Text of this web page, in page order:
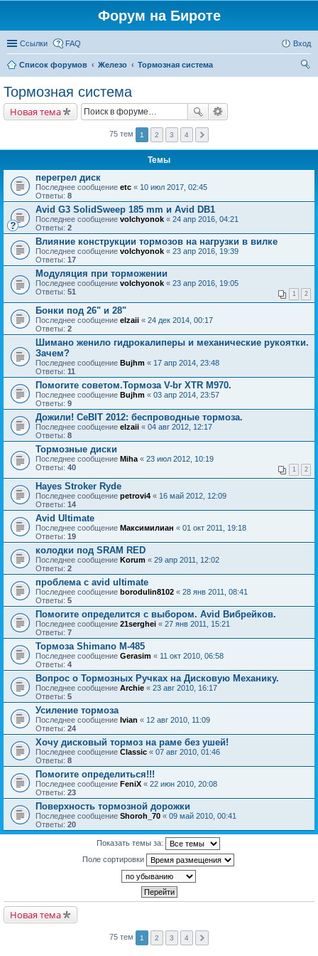
Форум на Бироте
Ссылки FAQ Вход
Список форумов Железо
Тормозная система
Тормозная система
Новая тема
75 тем 1 2 3 4
Темы
перегрел диск
Последнее сообщение etc « 10 июл 2017, 02:45
Ответы: 8
Avid G3 SolidSweep 185 mm и Avid DB1
Последнее сообщение volchyonok « 24 апр 2016, 04:21
Ответы: 2
Влияние конструкции тормозов на нагрузки в вилке
Последнее сообщение volchyonok « 23 апр 2016, 19:39
Ответы: 17
Модуляция при торможении
Последнее сообщение volchyonok « 23 апр 2016, 19:05
Ответы: 51 1 2
Бонки под 26" и 28"
Последнее сообщение elzaii « 24 дек 2014, 00:17
Ответы: 2
Шимано женило гидрокалиперы и механические рукоятки.
Зачем?
Последнее сообщение Bujhm « 17 апр 2014, 23:48
Ответы: 11
Помогите советом.Тормоза V-br XTR M970.
Последнее сообщение Bujhm « 03 апр 2014, 23:57
Ответы: 9
Дожили! CeBIT 2012: беспроводные тормоза.
Последнее сообщение elzaii « 04 авг 2012, 12:17
Ответы: 8
Тормозные диски
Последнее сообщение Miha « 23 июл 2012, 10:19
Ответы: 40 1 2
Hayes Stroker Ryde
Последнее сообщение petrovi4 « 16 май 2012, 12:09
Ответы: 14
Avid Ultimate
Последнее сообщение Максимилиан « 01 окт 2011, 19:18
Ответы: 19
колодки под SRAM RED
Последнее сообщение Korum « 29 апр 2011, 12:02
Ответы: 2
проблема с avid ultimate
Последнее сообщение borodulin8102 « 28 янв 2011, 08:41
Ответы: 5
Помогите определится с выбором. Avid Вибрейков.
Последнее сообщение 21serghei « 27 янв 2011, 15:21
Ответы: 7
Тормоза Shimano M-485
Последнее сообщение Gerasim « 11 окт 2010, 06:58
Ответы: 4
Вопрос о Тормозных Ручках на Дисковую Механику.
Последнее сообщение Archie « 23 авг 2010, 16:17
Ответы: 5
Усиление тормоза
Последнее сообщение Ivian « 12 авг 2010, 11:09
Ответы: 24
Хочу дисковый тормоз на раме без ушей!
Последнее сообщение Classic « 07 авг 2010, 01:46
Ответы: 8
Помогите определиться!!!
Последнее сообщение FeniX « 22 июн 2010, 20:08
Ответы: 23
Поверхность тормозной дорожки
Последнее сообщение Shoroh_70 « 09 май 2010, 00:41
Ответы: 20
Показать темы за:
Поле сортировки
Новая тема
75 тем 1 2 3 4